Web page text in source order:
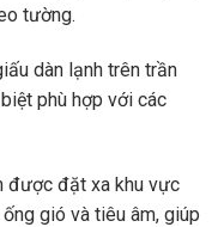
tường.
dàn lạnh trên trần
phù hợp với các
được đặt xa khu vực
gió và tiêu âm, giúp